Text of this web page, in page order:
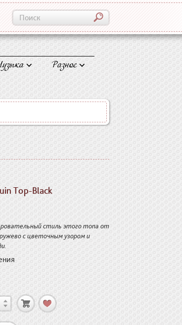
Разное
Top-Black
стиль этого топа от
с цветочным узором и